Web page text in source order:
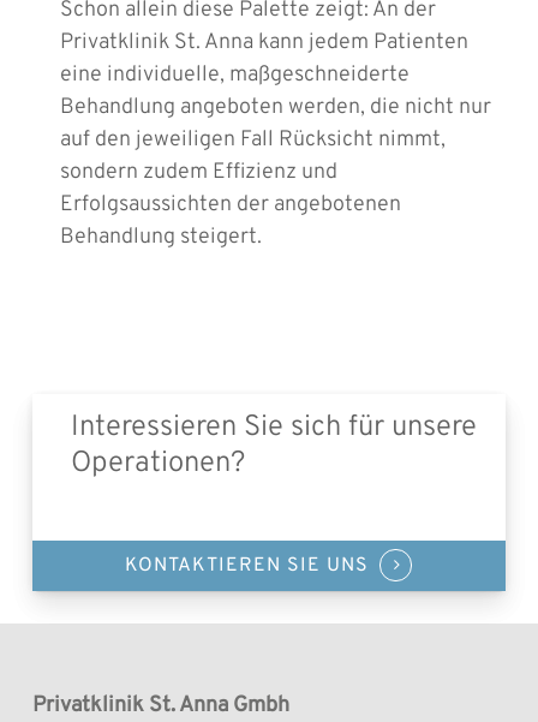
Schon allein diese Palette zeigt: An der
Privatklinik St. Anna kann jedem Patienten
eine individuelle, maßgeschneiderte
Behandlung angeboten werden, die nicht nur
auf den jeweiligen Fall Rücksicht nimmt,
sondern zudem Effizienz und
Erfolgsaussichten der angebotenen
Behandlung steigert.
Interessieren Sie sich für unsere
Operationen?
KONTAKTIEREN SIE UNS
Privatklinik St. Anna Gmbh